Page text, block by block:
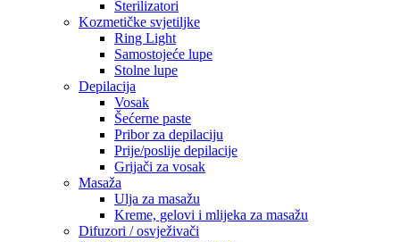
Sterilizatori
Kozmetičke svjetiljke
Ring Light
Samostojeće lupe
Stolne lupe
Depilacija
Vosak
Šećerne paste
Pribor za depilaciju
Prije/poslije depilacije
Grijači za vosak
Masaža
Ulja za masažu
Kreme, gelovi i mlijeka za masažu
Difuzori / osvježivači